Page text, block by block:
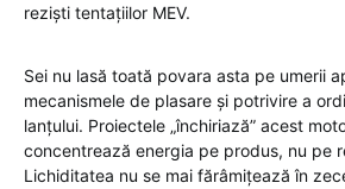
reziști tentațiilor MEV.
Sei nu lasă toată povara asta pe umerii
mecanismele de plasare și potrivire a
lanțului. Proiectele „închiriază” acest
concentrează energia pe produs, nu pe
Lichiditatea nu se mai fărâmițează în